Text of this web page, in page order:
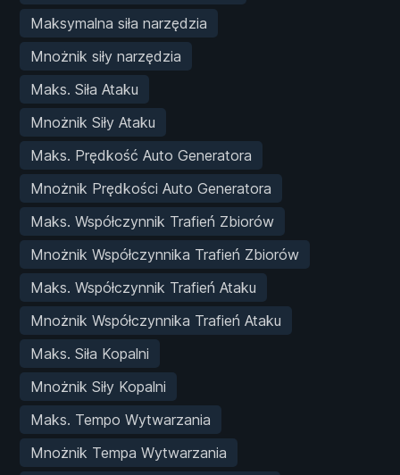
Maksymalna siła narzędzia
Mnożnik siły narzędzia
Maks. Siła Ataku
Mnożnik Siły Ataku
Maks. Prędkość Auto Generatora
Mnożnik Prędkości Auto Generatora
Maks. Współczynnik Trafień Zbiorów
Mnożnik Współczynnika Trafień Zbiorów
Maks. Współczynnik Trafień Ataku
Mnożnik Współczynnika Trafień Ataku
Maks. Siła Kopalni
Mnożnik Siły Kopalni
Maks. Tempo Wytwarzania
Mnożnik Tempa Wytwarzania